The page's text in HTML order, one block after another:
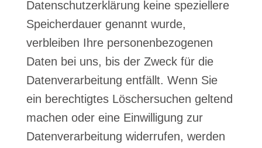
Datenschutzerklärung keine speziellere
Speicherdauer genannt wurde,
verbleiben Ihre personenbezogenen
Daten bei uns, bis der Zweck für die
Datenverarbeitung entfällt. Wenn Sie
ein berechtigtes Löschersuchen geltend
machen oder eine Einwilligung zur
Datenverarbeitung widerrufen, werden